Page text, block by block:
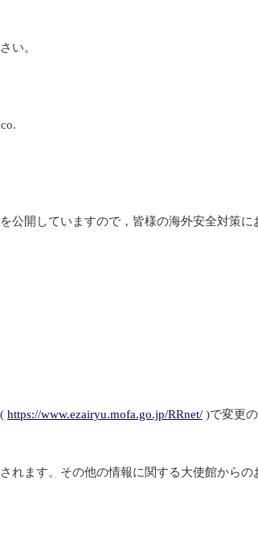
い。
開していますので，皆様の海外安全対策に
https://www.ezairyu.mofa.go.jp/RRnet/ )で変更
ます。その他の情報に関する大使館から